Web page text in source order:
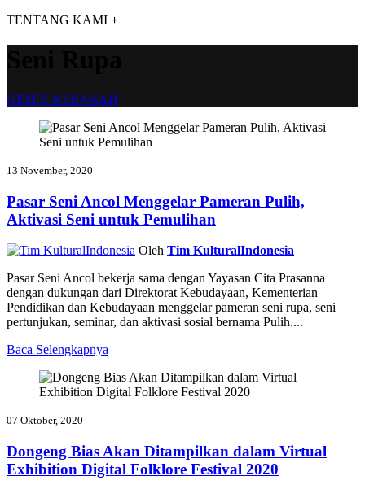
TENTANG KAMI +
GESER KEBAWAH
13 November, 2020
Pasar Seni Ancol Menggelar Pameran Pulih,
Aktivasi Seni untuk Pemulihan
Oleh Tim KulturalIndonesia
Pasar Seni Ancol bekerja sama dengan Yayasan Cita Prasanna
dengan dukungan dari Direktorat Kebudayaan, Kementerian
Pendidikan dan Kebudayaan menggelar pameran seni rupa, seni
pertunjukan, seminar, dan aktivasi sosial bernama Pulih....
Baca Selengkapnya
07 Oktober, 2020
Dongeng Bias Akan Ditampilkan dalam Virtual
Exhibition Digital Folklore Festival 2020